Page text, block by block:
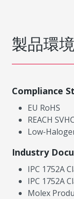
製品環
Compliance
EU RoHS
REACH SVHC
Low-
Industry
IPC 1752A
IPC 1752A
Molex